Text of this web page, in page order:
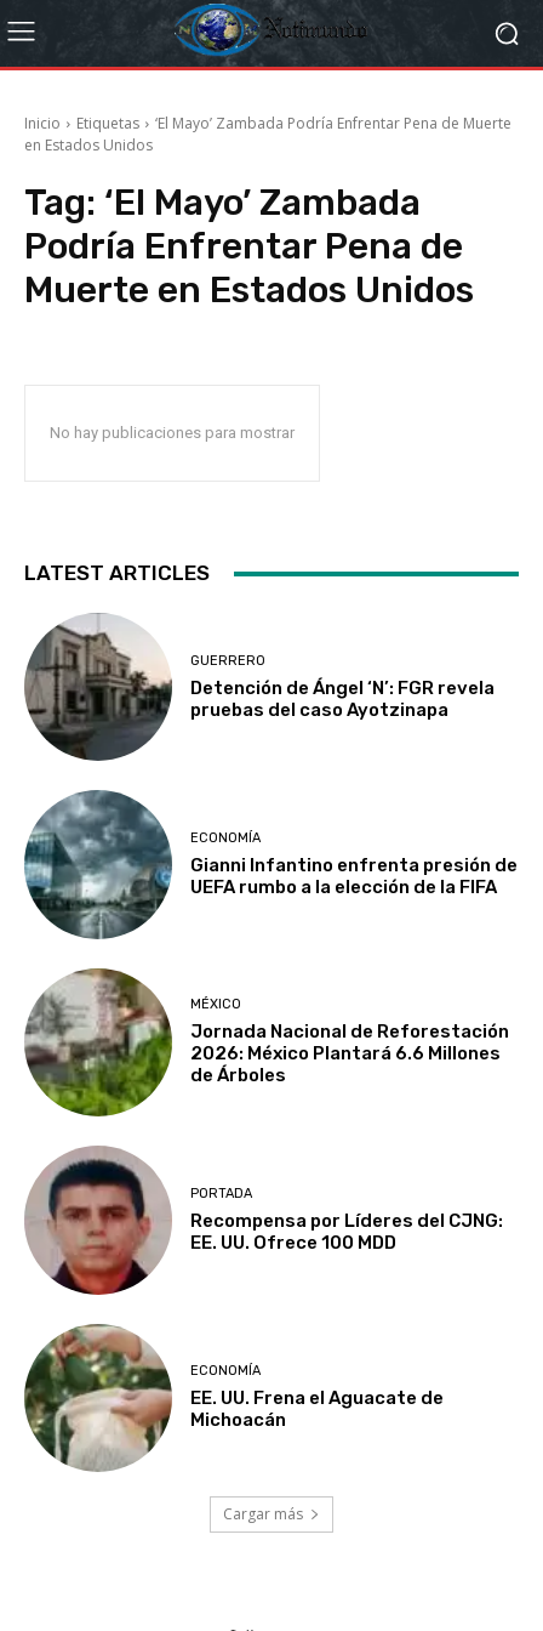
Inicio Etiquetas
‘El Mayo’ Zambada Podría Enfrentar Pena de Muerte
en Estados Unidos
Tag: ‘El Mayo’ Zambada
Podría Enfrentar Pena de
Muerte en Estados Unidos
No hay publicaciones para mostrar
LATEST ARTICLES
GUERRERO
Detención de Ángel ‘N’: FGR revela
pruebas del caso Ayotzinapa
ECONOMÍA
Gianni Infantino enfrenta presión de
UEFA rumbo a la elección de la FIFA
MÉXICO
Jornada Nacional de Reforestación
2026: México Plantará 6.6 Millones
de Árboles
PORTADA
Recompensa por Líderes del CJNG:
EE. UU. Ofrece 100 MDD
ECONOMÍA
EE. UU. Frena el Aguacate de
Michoacán
Cargar más